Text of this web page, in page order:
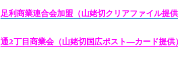
足利商業連合会加盟（山姥切クリアファイル提供
通2丁目商業会（山姥切国広ポスト―カード提供）